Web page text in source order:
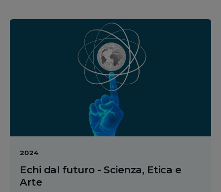
2024
Echi dal futuro - Scienza, Etica e
Arte